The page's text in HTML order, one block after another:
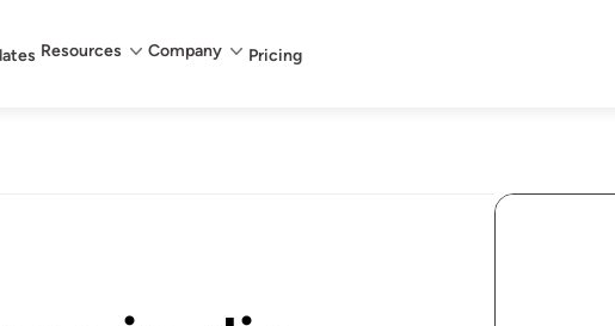
Resources Company Pricing